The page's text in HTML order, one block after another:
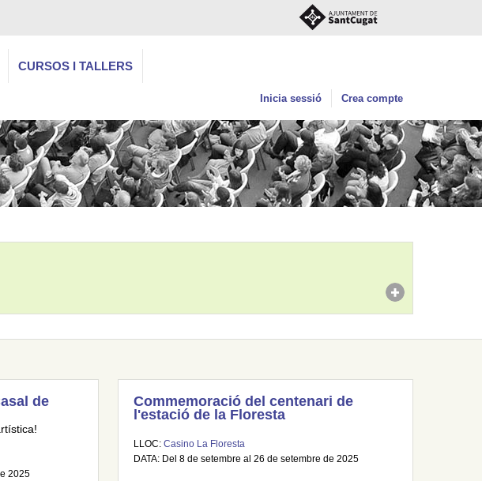
CURSOS I TALLERS
Inicia sessió Crea compte
de
2025
Commemoració del centenari de
l'estació de la Floresta
LLOC: Casino La Floresta
DATA: Del 8 de setembre al 26 de setembre de 2025